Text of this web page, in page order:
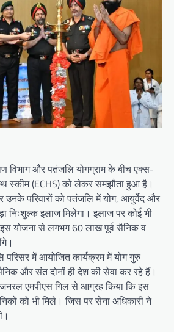
विभाग और पतंजलि योगग्राम के बीच एक्स-
स्कीम (ECHS) को लेकर समझौता हुआ है।
परिवारों को पतंजलि में योग, आयुर्वेद और
निःशुल्क इलाज मिलेगा। इलाज पर कोई भी
इस योजना से लगभग 60 लाख पूर्व सैनिक व
परिसर में आयोजित कार्यक्रम में योग गुरु
और संत दोनों ही देश की सेवा कर रहे हैं।
एमपीएस गिल से आग्रह किया कि इस
को भी मिले। जिस पर सेना अधिकारी ने